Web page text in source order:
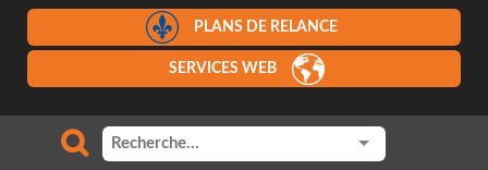
PLANS DE RELANCE
SERVICES WEB